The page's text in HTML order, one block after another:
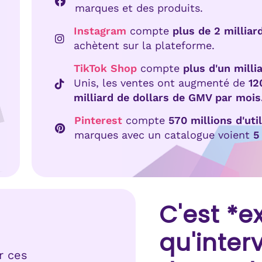
marques et des produits.
Instagram compte plus de 2
achètent sur la plateforme.
TikTok Shop compte plus d'un
Unis, les ventes ont augmenté de
milliard de dollars de GMV par
Pinterest compte 570 millions
marques avec un catalogue voient
ces
C'est